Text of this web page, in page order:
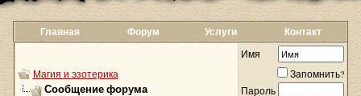
Главная Форум Услуги Контакт
Магия и эзотерика
Сообщение форума
Имя
Запомнить?
Пароль